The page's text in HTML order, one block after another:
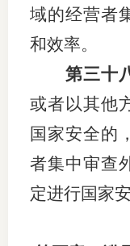
域的经营者
和效率。
第三十
或者以其他
国家安全的
者集中审查
定进行国家